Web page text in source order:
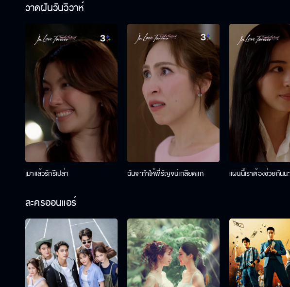
วาดฝันวันวิวาห์
เมาแล้วรักรึเปล่า ฉันจะทำให้พี่รัญจน์เกลียดแก แผนนี้เราต้องช่วยกันนะ
ละครออนแอร์